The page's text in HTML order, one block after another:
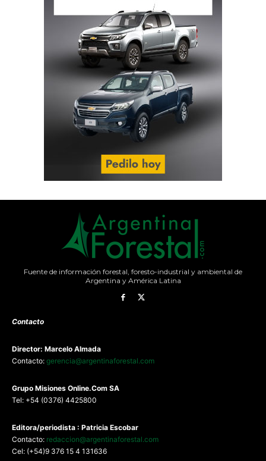
Fuente de información forestal, foresto-industrial y ambiental de
Argentina y América Latina
Contacto
Director: Marcelo Almada
Contacto: gerencia@argentinaforestal.com
Grupo Misiones Online.Com SA
Tel: +54 (0376) 4425800
Editora/periodista : Patricia Escobar
Contacto: redaccion@argentinaforestal.com
Cel: (+54)9 376 15 4 131636